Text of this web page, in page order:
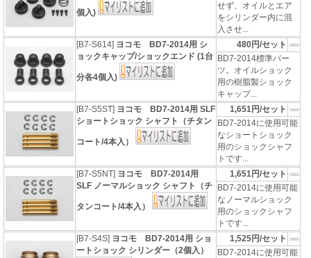
個入)
せず、オイルとエア
をシリンダー内に混
入させ...
[B7-S614] ヨコモ BD7-2014用 シ
ョックキャップ/ショックエンド (1台
分各4個入)
480円/セット
BD7-2014標準パー
ツ。オイルショック
用の樹脂製ショック
キャップ...
[B7-S5ST] ヨコモ BD7-2014用 SLF
ショートショック シャフト（チタン
コート/4本入）
1,651円/セット
BD7-2014に使用可能
なショートショック
用のショックシャフ
トです...
[B7-S5NT] ヨコモ BD7-2014用
SLF ノーマルショック シャフト（チ
タンコート/4本入）
1,651円/セット
BD7-2014に使用可能
なノーマルショック
用のショックシャフ
トです...
[B7-S4S] ヨコモ BD7-2014用 ショ
ートショック シリンダー（2個入）
1,525円/セット
BD7-2014に使用可能